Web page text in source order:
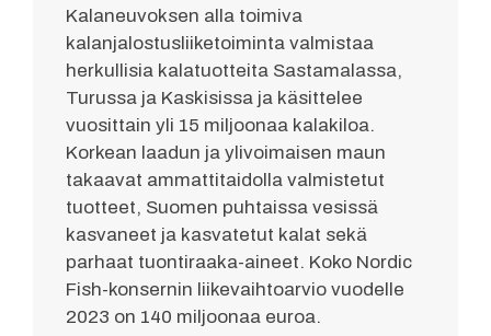
Kalaneuvoksen alla toimiva
kalanjalostusliiketoiminta valmistaa
herkullisia kalatuotteita Sastamalassa,
Turussa ja Kaskisissa ja käsittelee
vuosittain yli 15 miljoonaa kalakiloa.
Korkean laadun ja ylivoimaisen maun
takaavat ammattitaidolla valmistetut
tuotteet, Suomen puhtaissa vesissä
kasvaneet ja kasvatetut kalat sekä
parhaat tuontiraaka-aineet. Koko Nordic
Fish-konsernin liikevaihtoarvio vuodelle
2023 on 140 miljoonaa euroa.